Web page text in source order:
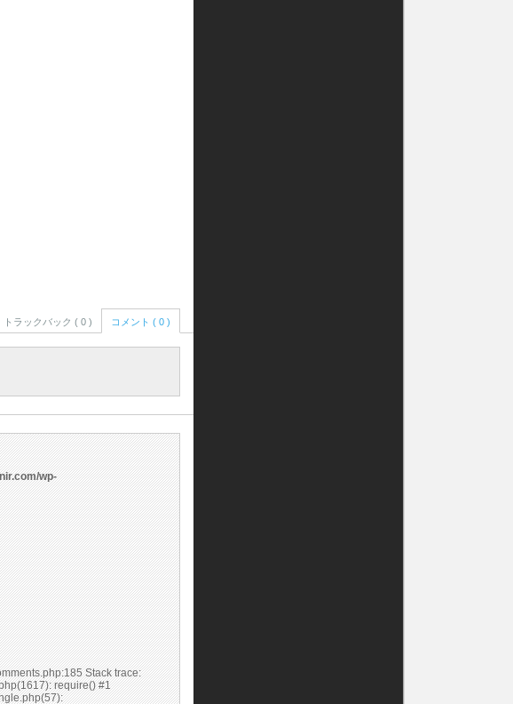
トラックバック ( 0 ) コメント ( 0 )
wp-
Stack trace:
require() #1